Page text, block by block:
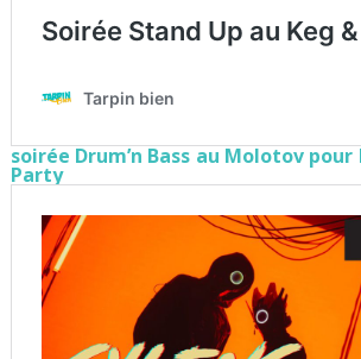
soirée Drum’n Bass au Molotov pour
Party